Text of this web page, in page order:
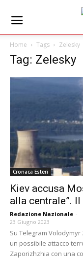
Home Tags Zelesky
Tag: Zelesky
Cronaca Esteri
Kiev accusa
alla centrale”.
Redazione Nazionale -
23 Giugno 2023
Su Telegram
un possibile attacco
Zaporizhzhia con una